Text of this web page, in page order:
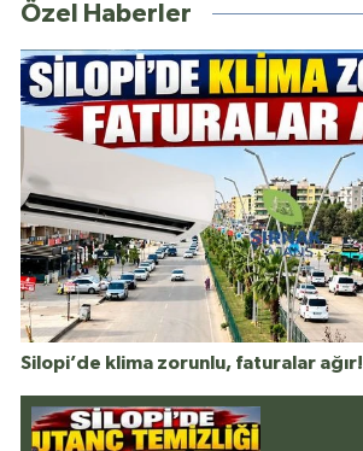
Özel Haberler
Silopi’de klima zorunlu, faturalar ağır!